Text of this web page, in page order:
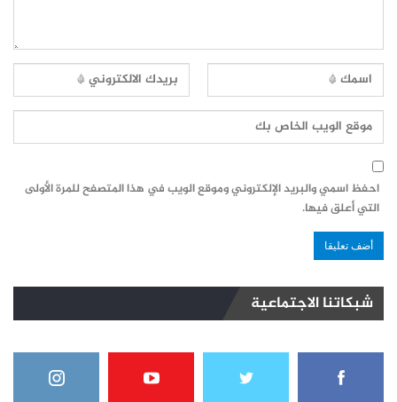
احفظ اسمي والبريد الإلكتروني وموقع الويب في هذا المتصفح للمرة الأولى
التي أعلق فيها.
شبكاتنا الاجتماعية